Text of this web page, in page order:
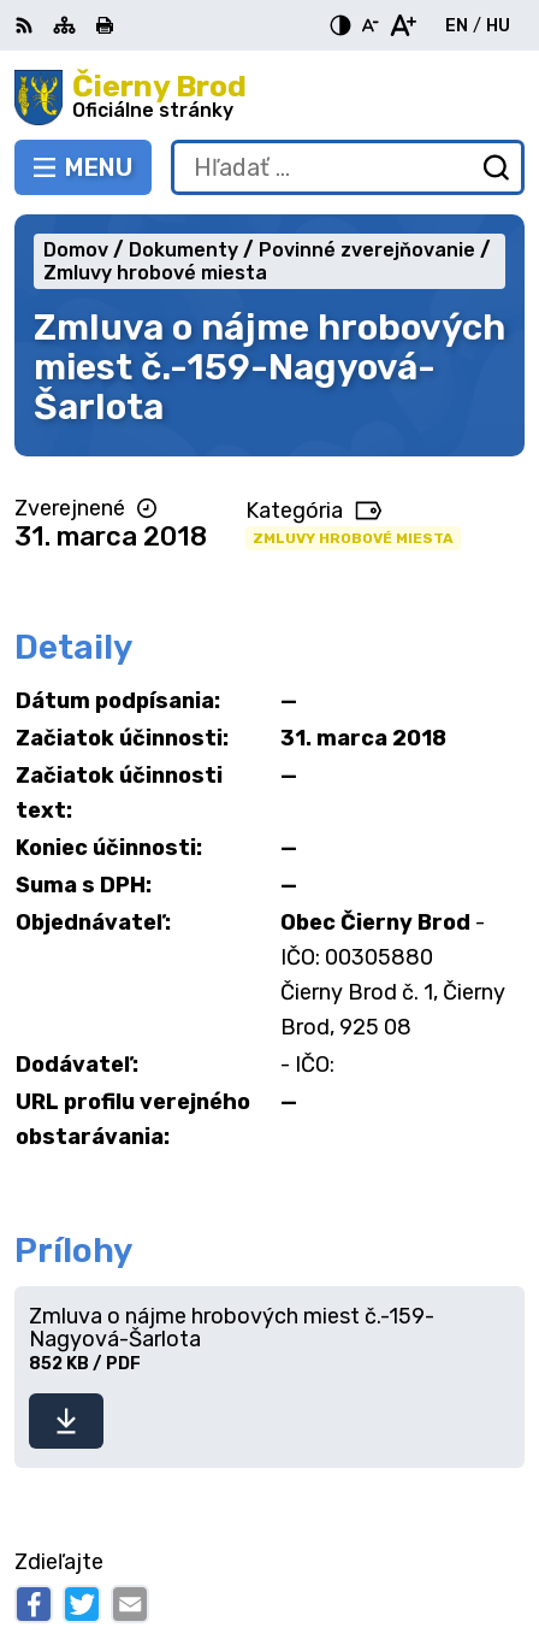
Preskočiť
na
obsah Čierny Brod
Oficiálne stránky
PREPNÚŤ
MENU
RSS MapaTlačiť
EN
English
/ HU
Hľadať:
Zmluva o nájme hrobových
miest č.-159-Nagyová-
Šarlota
Domov Dokumenty
Povinné zverejňovanie
Zmluvy hrobové miesta
Zverejnené
31. marca 2018
Kategória
ZMLUVY HROBOVÉ MIESTA
Detaily
Dátum podpísania:
—
Začiatok účinnosti:
31. marca 2018
Začiatok účinnosti
text:
—
Koniec účinnosti:
—
Suma s DPH:
—
Objednávateľ:
Obec Čierny Brod -
IČO: 00305880
Čierny Brod č. 1, Čierny
Brod, 925 08
Dodávateľ:
- IČO:
URL profilu verejného
obstarávania:
—
Prílohy
súbor
Zmluva o nájme hrobových miest č.-159-
Nagyová-Šarlota
852 KB / PDF
Zdieľajte